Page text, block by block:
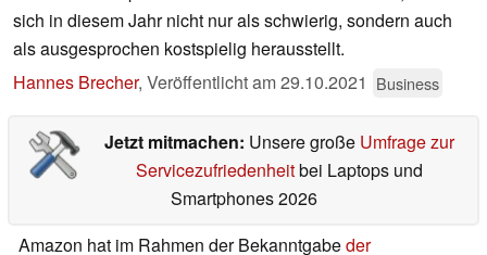
sich in diesem Jahr nicht nur als schwierig, sondern auch
als ausgesprochen kostspielig herausstellt.
Hannes Brecher, Veröffentlicht am29.10.2021 Business
Jetzt mitmachen: Unsere große Umfrage zur
Servicezufriedenheitbei Laptops und
Smartphones 2026
Amazon hat im Rahmen der Bekanntgabeder